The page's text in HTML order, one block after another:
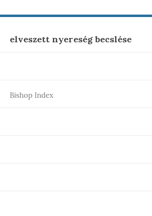
elveszett nyereség becslése
Bishop Index